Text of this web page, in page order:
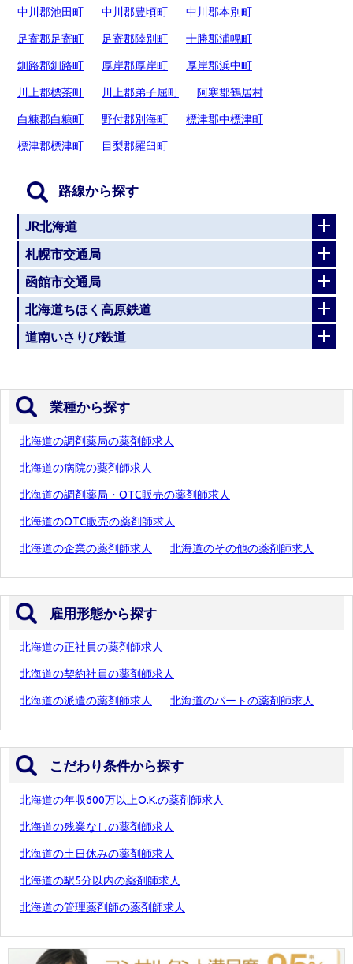
中川郡池田町 中川郡豊頃町 中川郡本別町
足寄郡足寄町 足寄郡陸別町 十勝郡浦幌町
釧路郡釧路町 厚岸郡厚岸町 厚岸郡浜中町
川上郡標茶町 川上郡弟子屈町 阿寒郡鶴居村
白糠郡白糠町 野付郡別海町 標津郡中標津町
標津郡標津町 目梨郡羅臼町
路線から探す
JR北海道
札幌市交通局
函館市交通局
北海道ちほく高原鉄道
道南いさりび鉄道
業種から探す
北海道の調剤薬局の薬剤師求人
北海道の病院の薬剤師求人
北海道の調剤薬局・OTC販売の薬剤師求人
北海道のOTC販売の薬剤師求人
北海道の企業の薬剤師求人 北海道のその他の薬剤師求人
雇用形態から探す
北海道の正社員の薬剤師求人
北海道の契約社員の薬剤師求人
北海道の派遣の薬剤師求人 北海道のパートの薬剤師求人
こだわり条件から探す
北海道の年収600万以上O.K.の薬剤師求人
北海道の残業なしの薬剤師求人
北海道の土日休みの薬剤師求人
北海道の駅5分以内の薬剤師求人
北海道の管理薬剤師の薬剤師求人